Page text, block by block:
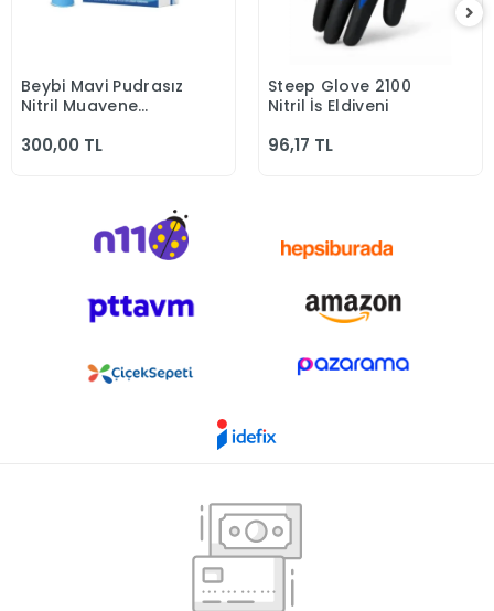
Sepete Ekle
Beybi Mavi Pudrasız
Nitril Muayene
300,00 TL
Sepete Ekle
Steep Glove 2100
Nitril İş Eldiveni
96,17 TL